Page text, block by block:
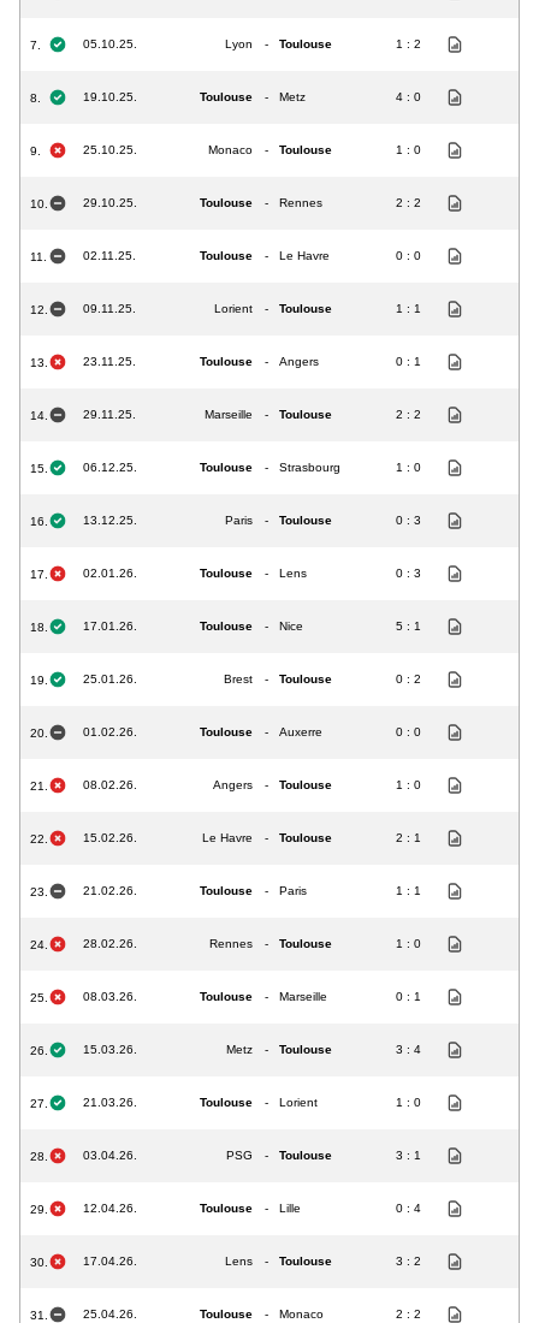
7. 05.10.25. Lyon - Toulouse 1 : 2
8. 19.10.25. Toulouse - Metz 4 : 0
9. 25.10.25. Monaco - Toulouse 1 : 0
10. 29.10.25. Toulouse - Rennes 2 : 2
11. 02.11.25. Toulouse - Le Havre 0 : 0
12. 09.11.25. Lorient - Toulouse 1 : 1
13. 23.11.25. Toulouse - Angers 0 : 1
14. 29.11.25. Marseille - Toulouse 2 : 2
15. 06.12.25. Toulouse - Strasbourg 1 : 0
16. 13.12.25. Paris - Toulouse 0 : 3
17. 02.01.26. Toulouse - Lens 0 : 3
18. 17.01.26. Toulouse - Nice 5 : 1
19. 25.01.26. Brest - Toulouse 0 : 2
20. 01.02.26. Toulouse - Auxerre 0 : 0
21. 08.02.26. Angers - Toulouse 1 : 0
22. 15.02.26. Le Havre - Toulouse 2 : 1
23. 21.02.26. Toulouse - Paris 1 : 1
24. 28.02.26. Rennes - Toulouse 1 : 0
25. 08.03.26. Toulouse - Marseille 0 : 1
26. 15.03.26. Metz - Toulouse 3 : 4
27. 21.03.26. Toulouse - Lorient 1 : 0
28. 03.04.26. PSG - Toulouse 3 : 1
29. 12.04.26. Toulouse - Lille 0 : 4
30. 17.04.26. Lens - Toulouse 3 : 2
31. 25.04.26. Toulouse - Monaco 2 : 2